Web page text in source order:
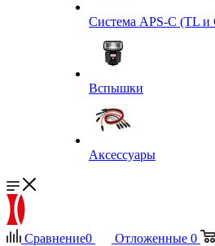
Система APS-C (TL и
Вспышки
Аксессуары
Сравнение0 Отложенные 0